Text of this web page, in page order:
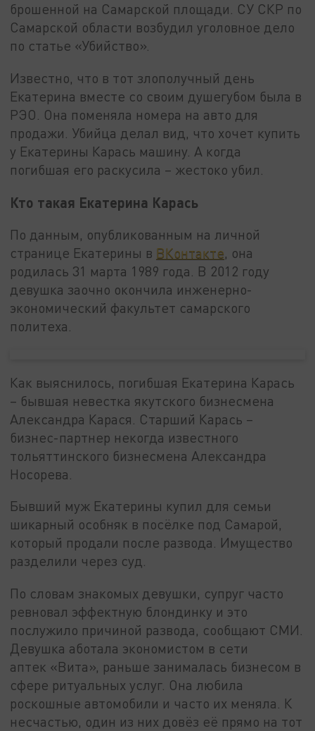
брошенной на Самарской площади. СУ СКР по
Самарской области возбудил уголовное дело
по статье «Убийство».
Известно, что в тот злополучный день
Екатерина вместе со своим душегубом была в
РЭО. Она поменяла номера на авто для
продажи. Убийца делал вид, что хочет купить
у Екатерины Карась машину. А когда
погибшая его раскусила – жестоко убил.
Кто такая Екатерина Карась
По данным, опубликованным на личной
странице Екатерины в ВКонтакте, она
родилась 31 марта 1989 года. В 2012 году
девушка заочно окончила инженерно-
экономический факультет самарского
политеха.
Как выяснилось, погибшая Екатерина Карась
– бывшая невестка якутского бизнесмена
Александра Карася. Старший Карась –
бизнес-партнер некогда известного
тольяттинского бизнесмена Александра
Носорева.
Бывший муж Екатерины купил для семьи
шикарный особняк в посёлке под Самарой,
который продали после развода. Имущество
разделили через суд.
По словам знакомых девушки, супруг часто
ревновал эффектную блондинку и это
послужило причиной развода, сообщают СМИ.
Девушка аботала экономистом в сети
аптек «Вита», раньше занималась бизнесом в
сфере ритуальных услуг. Она любила
роскошные автомобили и часто их меняла. К
несчастью, один из них довёз её прямо на тот